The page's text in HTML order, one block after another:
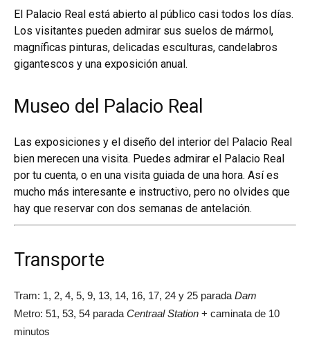
El Palacio Real está abierto al público casi todos los días.
Los visitantes pueden admirar sus suelos de mármol,
magníficas pinturas, delicadas esculturas, candelabros
gigantescos y una exposición anual.
Museo del Palacio Real
Las exposiciones y el diseño del interior del Palacio Real
bien merecen una visita. Puedes admirar el Palacio Real
por tu cuenta, o en una visita guiada de una hora. Así es
mucho más interesante e instructivo, pero no olvides que
hay que reservar con dos semanas de antelación.
Transporte
Tram: 1, 2, 4, 5, 9, 13, 14, 16, 17, 24 y 25 parada Dam
Metro: 51, 53, 54 parada Centraal Station + caminata de 10
minutos